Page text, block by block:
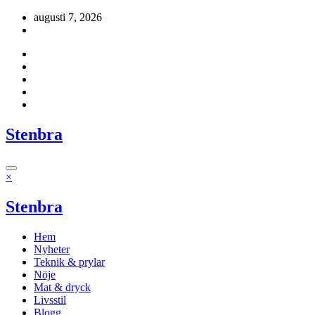
Hoppaaugusti 7, 2026
Stenbra
×
Stenbra
Hem
Nyheter
Teknik & prylar
Nöje
Mat & dryck
Livsstil
Blogg